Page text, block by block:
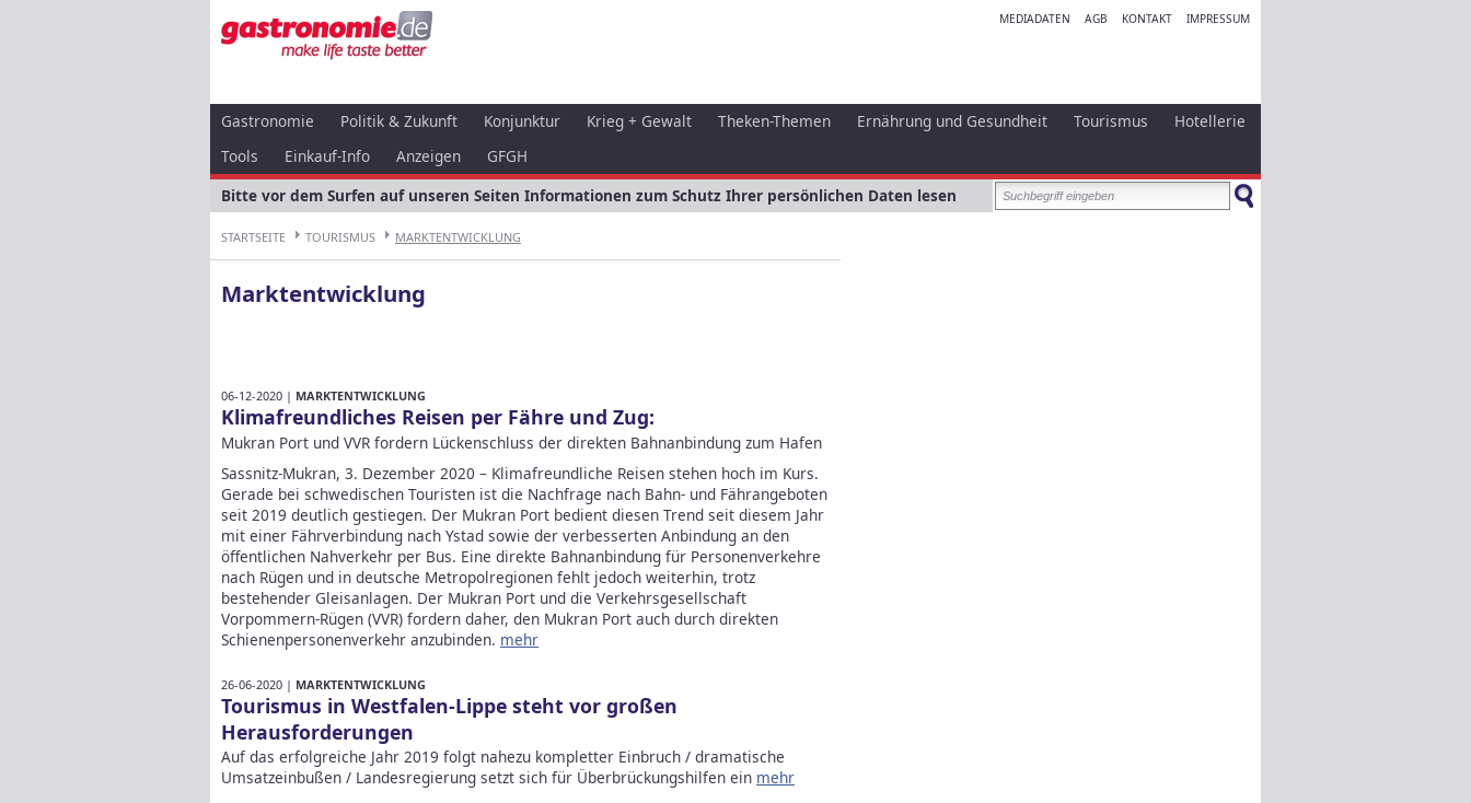
MEDIADATEN AGB KONTAKT IMPRESSUM
Gastronomie Politik & Zukunft Konjunktur Krieg + Gewalt Theken-Themen Ernährung und Gesundheit Tourismus
Hotellerie
Tools
Einkauf-Info Anzeigen
GFGH
Bitte vor dem Surfen auf unseren Seiten Informationen zum Schutz Ihrer persönlichen Daten lesen
STARTSEITE TOURISMUS MARKTENTWICKLUNG
Marktentwicklung
06-12-2020 | MARKTENTWICKLUNG
Klimafreundliches Reisen per Fähre und Zug:
Mukran Port und VVR fordern Lückenschluss der direkten Bahnanbindung zum Hafen
Sassnitz-Mukran, 3. Dezember 2020 – Klimafreundliche Reisen stehen hoch im Kurs.
Gerade bei schwedischen Touristen ist die Nachfrage nach Bahn- und Fährangeboten
seit 2019 deutlich gestiegen. Der Mukran Port bedient diesen Trend seit diesem Jahr
mit einer Fährverbindung nach Ystad sowie der verbesserten Anbindung an den
öffentlichen Nahverkehr per Bus. Eine direkte Bahnanbindung für Personenverkehre
nach Rügen und in deutsche Metropolregionen fehlt jedoch weiterhin, trotz
bestehender Gleisanlagen. Der Mukran Port und die Verkehrsgesellschaft
Vorpommern-Rügen (VVR) fordern daher, den Mukran Port auch durch direkten
Schienenpersonenverkehr anzubinden. mehr
26-06-2020 | MARKTENTWICKLUNG
Tourismus in Westfalen-Lippe steht vor großen
Herausforderungen
Auf das erfolgreiche Jahr 2019 folgt nahezu kompletter Einbruch / dramatische
Umsatzeinbußen / Landesregierung setzt sich für Überbrückungshilfen ein mehr